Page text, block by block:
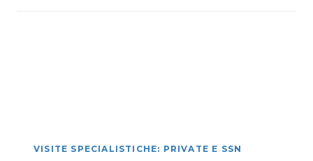
VISITE SPECIALISTICHE: PRIVATE E SSN